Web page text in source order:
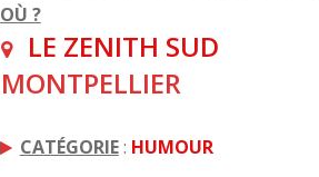
OÙ ?
LE ZENITH SUD
MONTPELLIER
CATÉGORIE: HUMOUR